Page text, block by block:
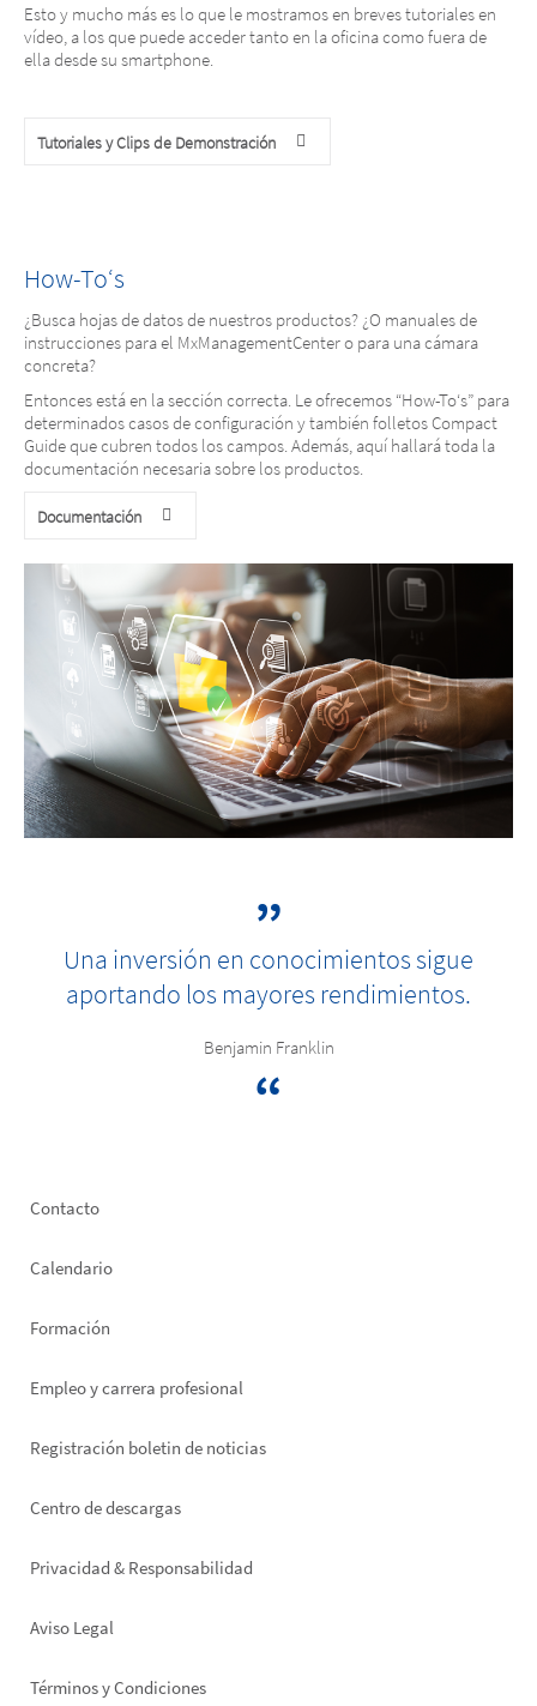
Esto y mucho más es lo que le mostramos en breves tutoriales en
vídeo, a los que puede acceder tanto en la oficina como fuera de
ella desde su smartphone.
Tutoriales y Clips de Demonstración
How-To‘s
¿Busca hojas de datos de nuestros productos? ¿O manuales de
instrucciones para el MxManagementCenter o para una cámara
concreta?
Entonces está en la sección correcta. Le ofrecemos “How-To‘s” para
determinados casos de configuración y también folletos Compact
Guide que cubren todos los campos. Además, aquí hallará toda la
documentación necesaria sobre los productos.
Documentación
Una inversión en conocimientos sigue
aportando los mayores rendimientos.
Benjamin Franklin
Footer
Contacto
Calendario
Formación
Empleo y carrera profesional
Registración boletin de noticias
Footer
Centro de descargas
Privacidad & Responsabilidad
Aviso Legal
Términos y Condiciones